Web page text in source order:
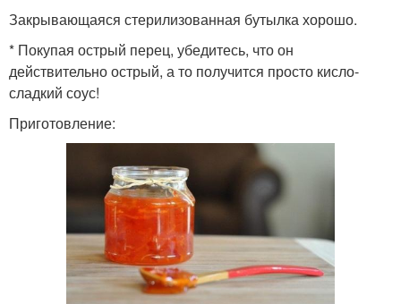
Закрывающаяся стерилизованная бутылка хорошо.
* Покупая острый перец, убедитесь, что он
действительно острый, а то получится просто кисло-
сладкий соус!
Приготовление: